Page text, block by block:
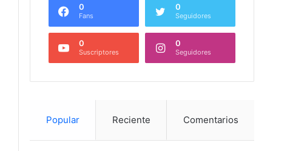
0
Fans
0
Seguidores
0
Suscriptores
0
Seguidores
Popular Reciente Comentarios